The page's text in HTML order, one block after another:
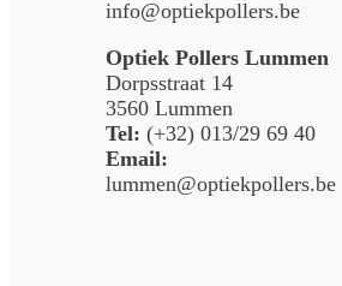
info@optiekpollers.be
Optiek Pollers Lummen
Dorpsstraat 14
3560 Lummen
Tel: (+32) 013/29 69 40
Email:
lummen@optiekpollers.be